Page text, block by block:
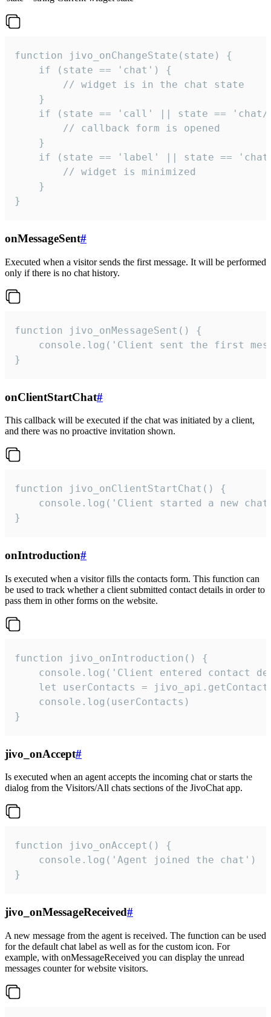
function jivo_onChangeState(state) {
    if (state == 'chat') {
        // widget is in the chat state
    }
if (state == 'call' || state ==
        // callback form is opened
    }
if (state == 'label' || state ==
        // widget is minimized
    }
}
onMessageSent#
Executed when a visitor sends the first message. It will be performed
only if there is no chat history.
function jivo_onMessageSent() {
console.log('Client sent the first
}
onClientStartChat#
This callback will be executed if the chat was initiated by a client,
and there was no proactive invitation shown.
function jivo_onClientStartChat() {
console.log('Client started a new
}
onIntroduction#
Is executed when a visitor fills the contacts form. This function can
be used to track whether a client submitted contact details in order to
pass them in other forms on the website.
function jivo_onIntroduction() {
console.log('Client entered contact
let userContacts =
    console.log(userContacts)
}
jivo_onAccept#
Is executed when an agent accepts the incoming chat or starts the
dialog from the Visitors/All chats sections of the JivoChat app.
function jivo_onAccept() {
}
jivo_onMessageReceived#
A new message from the agent is received. The function can be used
for the default chat label as well as for the custom icon. For
example, with onMessageReceived you can display the unread
messages counter for website visitors.